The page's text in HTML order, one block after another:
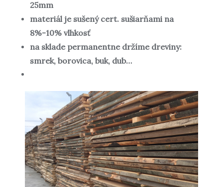
25mm
materiál je sušený cert. sušiarňami na
8%-10% vlhkosť
na sklade permanentne držíme dreviny:
smrek, borovica, buk, dub…